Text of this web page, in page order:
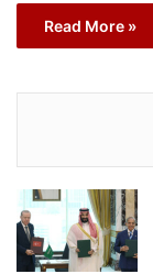
Read More »